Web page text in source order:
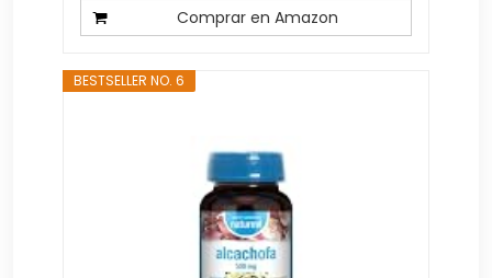
Comprar en Amazon
BESTSELLER NO. 6